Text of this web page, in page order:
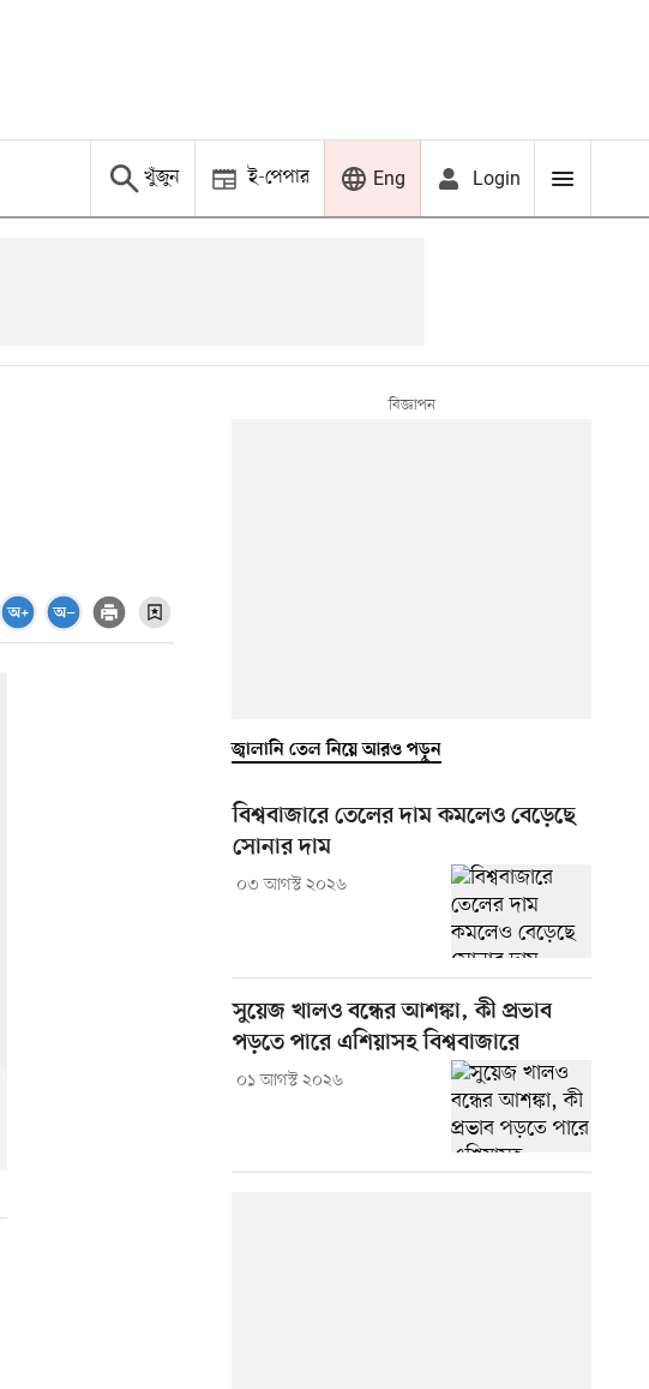
খুঁজুন ই-পেপার Eng Login
জ্বালানি তেল নিয়ে আরও পড়ুন
বিশ্ববাজারে তেলের দাম কমলেও বেড়েছে
সোনার দাম
০৩ আগস্ট ২০২৬
সুয়েজ খালও বন্ধের আশঙ্কা, কী প্রভাব
পড়তে পারে এশিয়াসহ বিশ্ববাজারে
০১ আগস্ট ২০২৬